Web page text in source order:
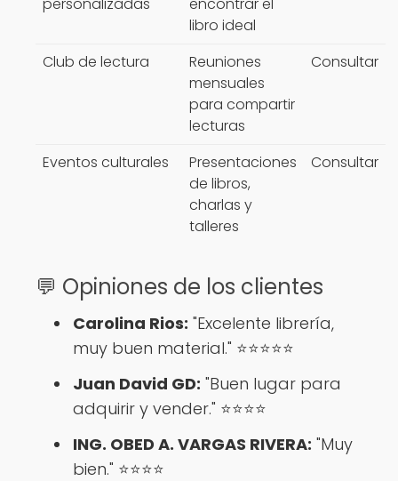
libro ideal
Club de lectura
Reuniones
mensuales
para compartir
lecturas
Consultar
Eventos culturales
Presentaciones
de libros,
charlas y
talleres
Consultar
💬 Opiniones de los clientes
Carolina Rios: "Excelente librería,
muy buen material." ⭐️⭐️⭐️⭐️⭐️
Juan David GD: "Buen lugar para
adquirir y vender." ⭐️⭐️⭐️⭐️
ING. OBED A. VARGAS RIVERA: "Muy
bien." ⭐️⭐️⭐️⭐️